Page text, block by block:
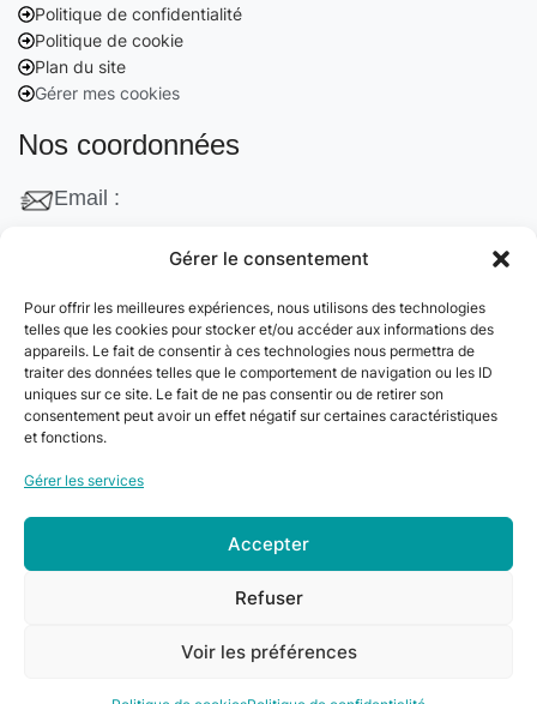
Gérer le consentement
Pour offrir les meilleures expériences, nous utilisons des technologies
telles que les cookies pour stocker et/ou accéder aux informations des
appareils. Le fait de consentir à ces technologies nous permettra de
traiter des données telles que le comportement de navigation ou les ID
uniques sur ce site. Le fait de ne pas consentir ou de retirer son
consentement peut avoir un effet négatif sur certaines caractéristiques
et fonctions.
Gérer les services
Accepter
Refuser
Voir les préférences
Politique de confidentialité
Politique de cookie
Plan du site
Gérer mes cookies
Nos coordonnées
Email :
132 Rue Edouard Vaillant, 95870 Bezons, France
Téléphone :
+33 06 22 09 56 53
+33 06 24 78 76 77
Clean&Go. Tous droits réservés –